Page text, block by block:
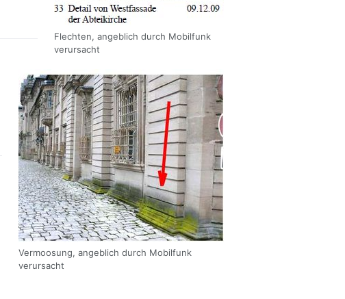
Flechten, angeblich durch Mobilfunk
verursacht
Vermoosung, angeblich durch Mobilfunk
verursacht